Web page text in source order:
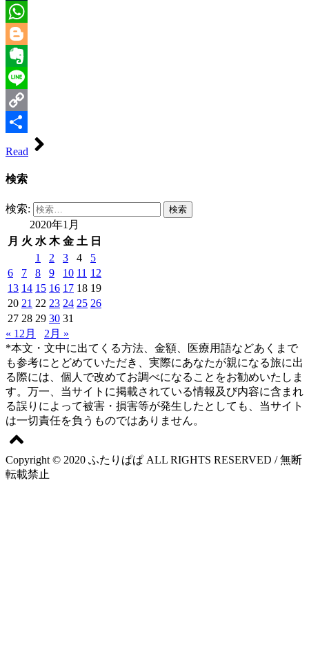
Tumblr
WhatsApp
Blogger
Evernote
Line
Copy
Read
検索
検索:
2020年1月
月 火 水 木 金 土 日
1
2 3 4
5
6
7 8 9 10 11 12
13 14 15 16 17 18 19
20 21 22 23 24 25 26
27 28 29 30 31
« 12月
2月 »
*本文・文中に出てくる方法、金額、医療用語などあくまで
も参考にとどめていただき、実際にあなたが親になる旅に出
る際には、個人で改めてお調べになることをお勧めいたしま
す。万一、当サイトに掲載されている情報及び内容に含まれ
る誤りによって被害・損害等が発生したとしても、当サイト
は一切責任を負うものではありません。
Copyright © 2020 ふたりぱぱ ALL RIGHTS RESERVED / 無断
転載禁止